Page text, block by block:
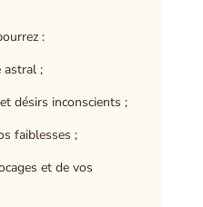
:
astral ;
désirs inconscients ;
faiblesses ;
et de vos